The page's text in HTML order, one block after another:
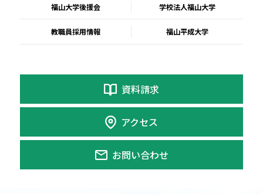
平成27年度福山大学助成金活用教育研究実践報
〔平成25年度版報告書(16テーマ)〕
平成25年度福山大学助成金活用教育研究実践報
告書（第2集）(PDF)
平成25年度トライアル報告書「学部連携型PBL
システムの構築」（PDF3.44 MB)
福山大学後援会 学校法人福山大学
教職員採用情報 福山平成大学
資料請求
アクセス
お問い合わせ